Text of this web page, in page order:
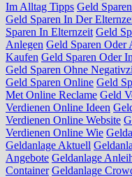
Im Alltag Tipps Geld
Geld Sparen In Der
Sparen In Elternzeit Geld
Anlegen Geld Sparen Oder
Kaufen Geld Sparen Oder
Geld Sparen Ohne
Geld Sparen Online Geld
Met Online Reclame Geld
Verdienen Online Ideen
Verdienen Online Website
Verdienen Online Wie
Geldanlage Aktuell
Angebote Geldanlage
Container Geldanlage